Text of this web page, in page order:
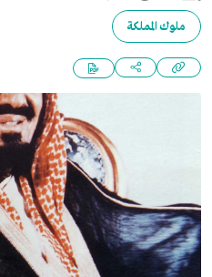
ملوك المملكة